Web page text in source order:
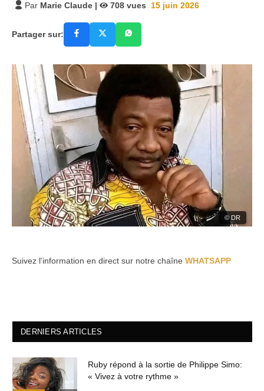
Par Marie Claude | 708 vues 15 juin 2026
Partager sur:
© DR
Suivez l'information en direct sur notre chaîne WHATSAPP
DERNIERS ARTICLES
Ruby répond à la sortie de Philippe Simo:
« Vivez à votre rythme »